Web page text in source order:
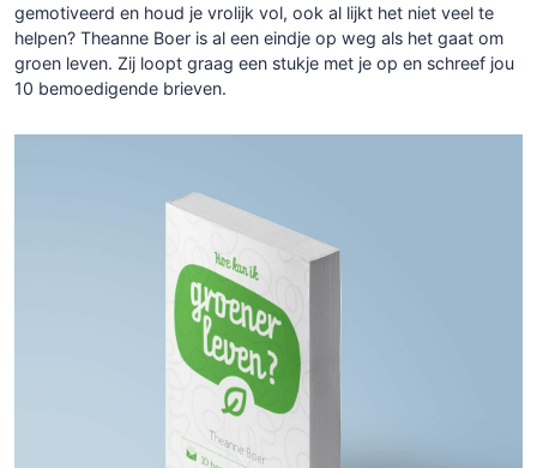
gemotiveerd en houd je vrolijk vol, ook al lijkt het niet veel te
helpen? Theanne Boer is al een eindje op weg als het gaat om
groen leven. Zij loopt graag een stukje met je op en schreef jou
10 bemoedigende brieven.